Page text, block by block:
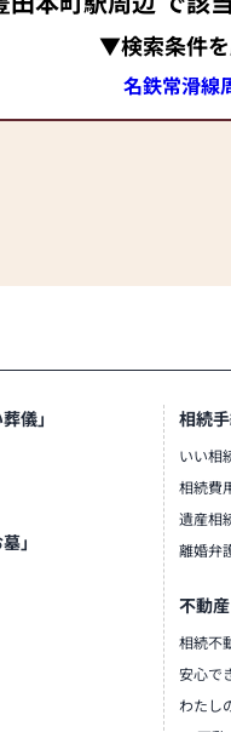
▼検索条件
名鉄常滑線
儀」
」
相続
いい相
相続費
遺産相
離婚弁
不動
相続不
安心で
わたし